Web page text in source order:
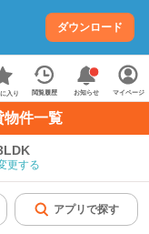
ダウンロード
入り 閲覧履歴 お知らせ マイページ
物件一覧
更する
アプリで探す